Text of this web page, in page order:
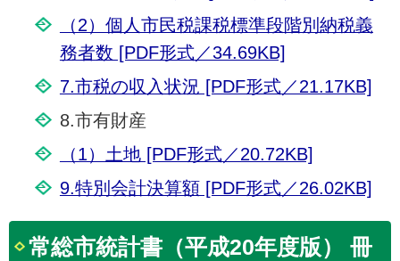
（2）個人市民税課税標準段階別納税義
務者数 [PDF形式／34.69KB]
7.市税の収入状況 [PDF形式／21.17KB]
8.市有財産
（1）土地 [PDF形式／20.72KB]
9.特別会計決算額 [PDF形式／26.02KB]
常総市統計書（平成20年度版） 冊